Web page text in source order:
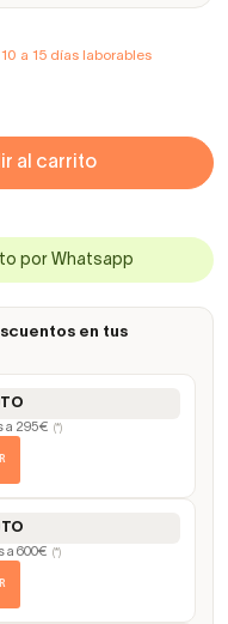
a 15 días laborables
al carrito
por Whatsapp
en tus
a 295€ (*)
a 600€ (*)